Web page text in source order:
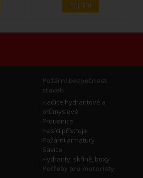
Poptat
Požární bezpečnost
staveb
Hadice hydrantové a
průmyslové
Proudnice
Hasící přístroje
Požární armatury
Savice
Hydranty, skříně, boxy
Potřeby pro motoristy